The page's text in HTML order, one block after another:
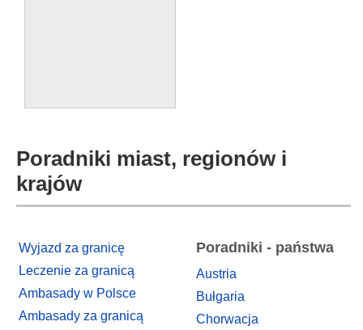
Poradniki miast, regionów i
krajów
Wyjazd za granicę
Leczenie za granicą
Ambasady w Polsce
Ambasady za granicą
Poradniki - państwa
Austria
Bułgaria
Chorwacja